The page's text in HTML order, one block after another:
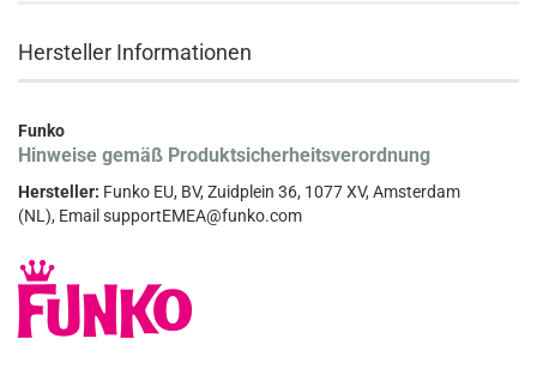
Hersteller Informationen
Funko
Hinweise gemäß Produktsicherheitsverordnung
Hersteller: Funko EU, BV, Zuidplein 36, 1077 XV, Amsterdam
(NL), Email supportEMEA@funko.com